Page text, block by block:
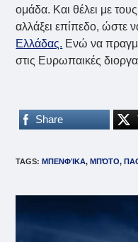
ομάδα. Και θέλει με
αλλάξει επίπεδο, ώστε
Ελλάδας. Ενώ να
στις Ευρωπαικές
Share
TAGS:ΜΠΕΝΦΊΚΑ, ΜΠΌΤΟ,